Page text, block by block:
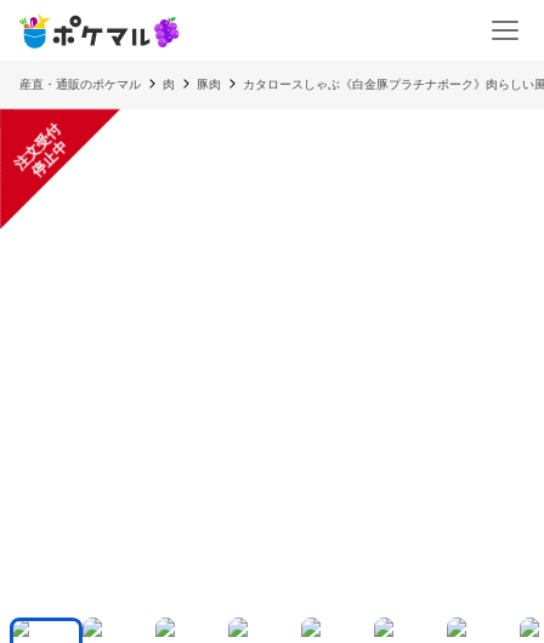
産直・通販のポケマル 肉 豚肉 カタロースしゃぶ《白金豚プラチナポーク》肉らしい
注
文
受
付
停
止
中